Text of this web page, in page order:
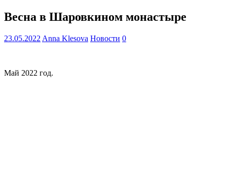
Весна в Шаровкином монастыре
23.05.2022 Anna Klesova Новости 0
Май 2022 год.